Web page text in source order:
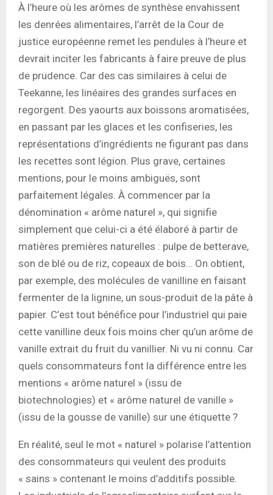
À l’heure où les arômes de synthèse envahissent
les denrées alimentaires, l’arrêt de la Cour de
justice européenne remet les pendules à l’heure et
devrait inciter les fabricants à faire preuve de plus
de prudence. Car des cas similaires à celui de
Teekanne, les linéaires des grandes surfaces en
regorgent. Des yaourts aux boissons aromatisées,
en passant par les glaces et les confiseries, les
représentations d’ingrédients ne figurant pas dans
les recettes sont légion. Plus grave, certaines
mentions, pour le moins ambiguës, sont
parfaitement légales. À commencer par la
dénomination « arôme naturel », qui signifie
simplement que celui-ci a été élaboré à partir de
matières premières naturelles : pulpe de betterave,
son de blé ou de riz, copeaux de bois… On obtient,
par exemple, des molécules de vanilline en faisant
fermenter de la lignine, un sous-produit de la pâte à
papier. C’est tout bénéfice pour l’industriel qui paie
cette vanilline deux fois moins cher qu’un arôme de
vanille extrait du fruit du vanillier. Ni vu ni connu. Car
quels consommateurs font la différence entre les
mentions « arôme naturel » (issu de
biotechnologies) et « arôme naturel de vanille »
(issu de la gousse de vanille) sur une étiquette ?
En réalité, seul le mot « naturel » polarise l’attention
des consommateurs qui veulent des produits
« sains » contenant le moins d’additifs possible.